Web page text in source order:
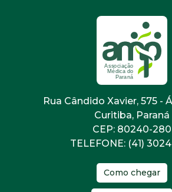
Rua Cândido Xavier, 575 -
Curitiba, Paraná
CEP: 80240-280
TELEFONE: (41)
Como chegar